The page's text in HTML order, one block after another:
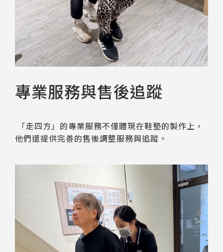
專業服務與售後追蹤
「走四方」的專業服務不僅體現在鞋墊的製作上，
他們還提供完善的售後調整服務與追蹤。